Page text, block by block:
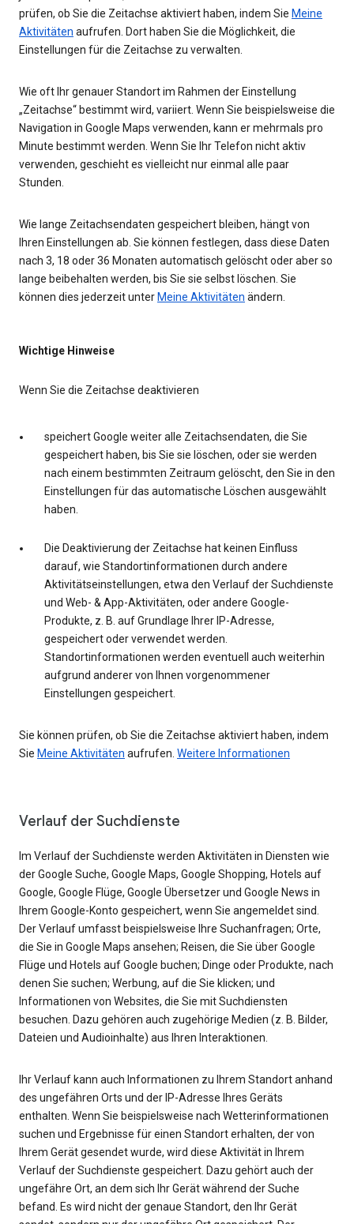
prüfen, ob Sie die Zeitachse aktiviert haben, indem Sie Meine
Aktivitäten aufrufen. Dort haben Sie die Möglichkeit, die
Einstellungen für die Zeitachse zu verwalten.
Wie oft Ihr genauer Standort im Rahmen der Einstellung
„Zeitachse“ bestimmt wird, variiert. Wenn Sie beispielsweise die
Navigation in Google Maps verwenden, kann er mehrmals pro
Minute bestimmt werden. Wenn Sie Ihr Telefon nicht aktiv
verwenden, geschieht es vielleicht nur einmal alle paar
Stunden.
Wie lange Zeitachsendaten gespeichert bleiben, hängt von
Ihren Einstellungen ab. Sie können festlegen, dass diese Daten
nach 3, 18 oder 36 Monaten automatisch gelöscht oder aber so
lange beibehalten werden, bis Sie sie selbst löschen. Sie
können dies jederzeit unter Meine Aktivitäten ändern.
Wichtige Hinweise
Wenn Sie die Zeitachse deaktivieren
speichert Google weiter alle Zeitachsendaten, die Sie
gespeichert haben, bis Sie sie löschen, oder sie werden
nach einem bestimmten Zeitraum gelöscht, den Sie in den
Einstellungen für das automatische Löschen ausgewählt
haben.
Die Deaktivierung der Zeitachse hat keinen Einfluss
darauf, wie Standortinformationen durch andere
Aktivitätseinstellungen, etwa den Verlauf der Suchdienste
und Web- & App-Aktivitäten, oder andere Google-
Produkte, z. B. auf Grundlage Ihrer IP-Adresse,
gespeichert oder verwendet werden.
Standortinformationen werden eventuell auch weiterhin
aufgrund anderer von Ihnen vorgenommener
Einstellungen gespeichert.
Sie können prüfen, ob Sie die Zeitachse aktiviert haben, indem
Sie Meine Aktivitäten aufrufen. Weitere Informationen
Verlauf der Suchdienste
Im Verlauf der Suchdienste werden Aktivitäten in Diensten wie
der Google Suche, Google Maps, Google Shopping, Hotels auf
Google, Google Flüge, Google Übersetzer und Google News in
Ihrem Google-Konto gespeichert, wenn Sie angemeldet sind.
Der Verlauf umfasst beispielsweise Ihre Suchanfragen; Orte,
die Sie in Google Maps ansehen; Reisen, die Sie über Google
Flüge und Hotels auf Google buchen; Dinge oder Produkte, nach
denen Sie suchen; Werbung, auf die Sie klicken; und
Informationen von Websites, die Sie mit Suchdiensten
besuchen. Dazu gehören auch zugehörige Medien (z. B. Bilder,
Dateien und Audioinhalte) aus Ihren Interaktionen.
Ihr Verlauf kann auch Informationen zu Ihrem Standort anhand
des ungefähren Orts und der IP-Adresse Ihres Geräts
enthalten. Wenn Sie beispielsweise nach Wetterinformationen
suchen und Ergebnisse für einen Standort erhalten, der von
Ihrem Gerät gesendet wurde, wird diese Aktivität in Ihrem
Verlauf der Suchdienste gespeichert. Dazu gehört auch der
ungefähre Ort, an dem sich Ihr Gerät während der Suche
befand. Es wird nicht der genaue Standort, den Ihr Gerät